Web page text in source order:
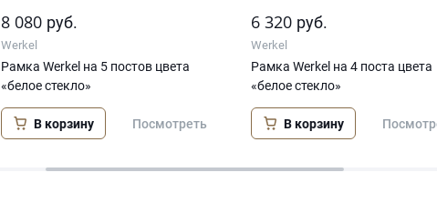
8 080 руб.
Werkel
Рамка Werkel на 5 постов цвета
«белое стекло»
В корзину Посмотреть
6 320 руб.
Werkel
Рамка Werkel на 4 поста цвета
«белое стекло»
В корзину